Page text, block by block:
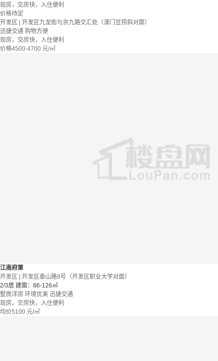
现房，交房快，入住便利
价格待定
开发区 | 开发区九龙街与京九路交汇处（澳门豆捞斜对面）
迅捷交通 购物方便
现房，交房快，入住便利
价格4500-4700 元/㎡
江南府第
开发区 | 开发区泰山路9号（开发区职业大学对面）
2/3居 建面：86-126㎡
墅质洋房 环境优美 迅捷交通
现房，交房快，入住便利
均价5100 元/㎡